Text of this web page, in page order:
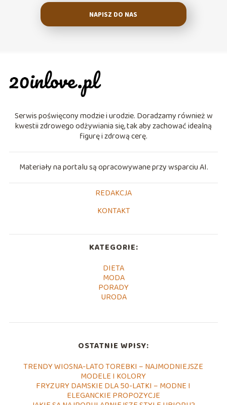
NAPISZ DO NAS
Serwis poświęcony modzie i urodzie. Doradzamy również w
kwestii zdrowego odżywiania się, tak aby zachować idealną
figurę i zdrową cerę.
Materiały na portalu są opracowywane przy wsparciu AI.
REDAKCJA
KONTAKT
KATEGORIE:
DIETA
MODA
PORADY
URODA
OSTATNIE WPISY:
TRENDY WIOSNA-LATO TOREBKI – NAJMODNIEJSZE
MODELE I KOLORY
FRYZURY DAMSKIE DLA 50-LATKI – MODNE I
ELEGANCKIE PROPOZYCJE